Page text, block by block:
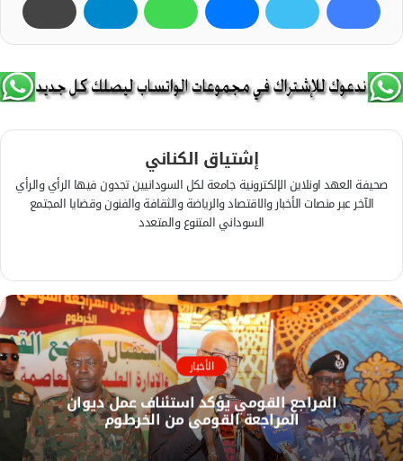
إشتياق الكناني
صحيفة العهد اونلاين الإلكترونية جامعة لكل السودانيين تجدون فيها الرأي والرأي
الآخر عبر منصات الأخبار والاقتصاد والرياضة والثقافة والفنون وقضايا المجتمع
السوداني المتنوع والمتعدد
م
و
ق
ع
ا
ل
و
ي
ب
س
ب
و
ك الأخبار
المراجع القومي يؤكد استئناف عمل ديوان
المراجعة القومي من الخرطوم